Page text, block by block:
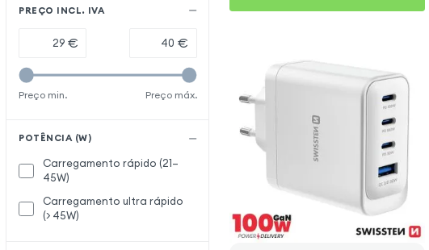
PREÇO INCL. IVA
€ €
Preço min. Preço máx.
POTÊNCIA (W)
Carregamento rápido (21–
45W)
Carregamento ultra rápido
(> 45W)